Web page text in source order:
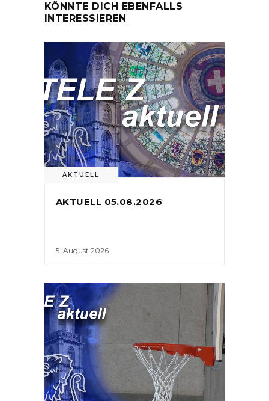
KÖNNTE DICH EBENFALLS
INTERESSIEREN
AKTUELL
AKTUELL 05.08.2026
5. August 2026